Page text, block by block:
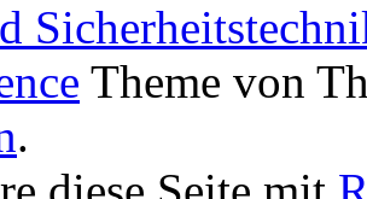
Theme von
.